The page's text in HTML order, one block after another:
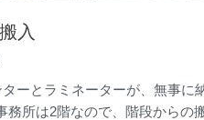
入
ーとラミネーターが、無事に
務所は2階なので、階段からの